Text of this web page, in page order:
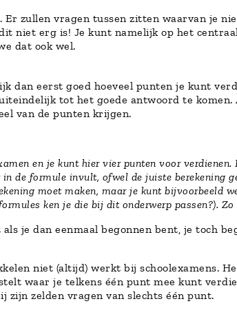
Er zullen vragen tussen zitten waarvan je
niet erg is! Je kunt namelijk op het
dat ook wel.
dan eerst goed hoeveel punten je kunt
tot het goede antwoord te
van de punten krijgen.
en je kunt hier vier punten voor
de formule invult, ofwel de juiste
moet maken, maar je kunt bijvoorbeeld
ken je die bij dit onderwerp passen?).
je dan eenmaal begonnen bent, je toch
niet (altijd) werkt bij schoolexamens.
waar je telkens één punt mee kunt
zijn zelden vragen van slechts één punt.